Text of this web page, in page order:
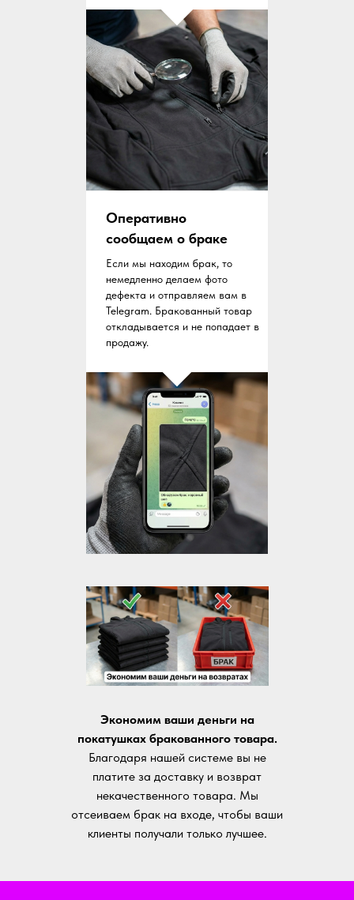
Если мы находим брак, то
немедленно делаем фото
дефекта и отправляем вам в
Telegram. Бракованный товар
откладывается и не попадает в
продажу.
Оперативно
сообщаем о браке
Экономим ваши деньги на
покатушках бракованного товара.
Благодаря нашей системе вы не
платите за доставку и возврат
некачественного товара. Мы
отсеиваем брак на входе, чтобы ваши
клиенты получали только лучшее.